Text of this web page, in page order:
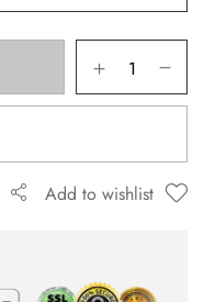
Add to wishlist